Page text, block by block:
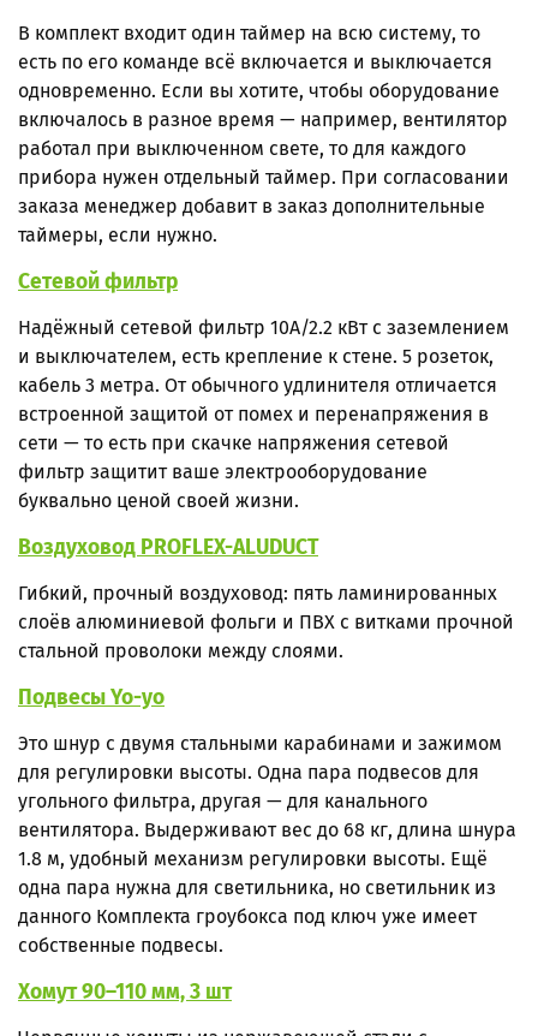
В комплект входит один таймер на всю систему, то
есть по его команде всё включается и выключается
одновременно. Если вы хотите, чтобы оборудование
включалось в разное время — например, вентилятор
работал при выключенном свете, то для каждого
прибора нужен отдельный таймер. При согласовании
заказа менеджер добавит в заказ дополнительные
таймеры, если нужно.
Сетевой фильтр
Надёжный сетевой фильтр 10A/2.2 кВт с заземлением
и выключателем, есть крепление к стене. 5 розеток,
кабель 3 метра. От обычного удлинителя отличается
встроенной защитой от помех и перенапряжения в
сети — то есть при скачке напряжения сетевой
фильтр защитит ваше электрооборудование
буквально ценой своей жизни.
Воздуховод PROFLEX-ALUDUCT
Гибкий, прочный воздуховод: пять ламинированных
слоёв алюминиевой фольги и ПВХ с витками прочной
стальной проволоки между слоями.
Подвесы Yo-yo
Это шнур с двумя стальными карабинами и зажимом
для регулировки высоты. Одна пара подвесов для
угольного фильтра, другая — для канального
вентилятора. Выдерживают вес до 68 кг, длина шнура
1.8 м, удобный механизм регулировки высоты. Ещё
одна пара нужна для светильника, но светильник из
данного Комплекта гроубокса под ключ уже имеет
собственные подвесы.
Хомут 90–110 мм, 3 шт